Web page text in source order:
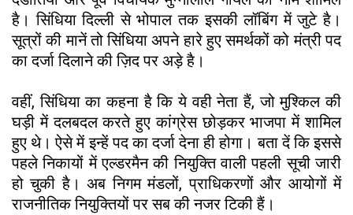
है। सिंधिया दिल्ली से भोपाल तक इसकी लॉबिंग में जुटे है।
सूत्रों की मानें तो सिंधिया अपने हारे हुए समर्थकों को मंत्री पद
का दर्जा दिलाने की ज़िद पर अड़े है।
वहीं, सिंधिया का कहना है कि ये वही नेता हैं, जो मुश्किल की
घड़ी में दलबदल करते हुए कांग्रेस छोड़कर भाजपा में शामिल
हुए थे। ऐसे में इन्हें पद का दर्जा देना ही होगा। बता दें कि इससे
पहले निकायों में एल्डरमैन की नियुक्ति वाली पहली सूची जारी
हो चुकी है। अब निगम मंडलों, प्राधिकरणों और आयोगों में
राजनीतिक नियुक्तियों पर सब की नजर टिकी हैं।